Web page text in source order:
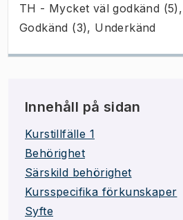
TH - Mycket väl godkänd
Godkänd (3), Underkänd
Innehåll på sidan
Kurstillfälle 1
Behörighet
Särskild behörighet
Kursspecifika förkunskaper
Syfte